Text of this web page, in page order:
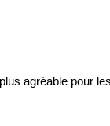
agréable pour